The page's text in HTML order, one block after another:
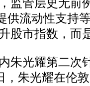
管层史无前
供流动性支持
股市指数，而
光耀第二次
，朱光耀在伦